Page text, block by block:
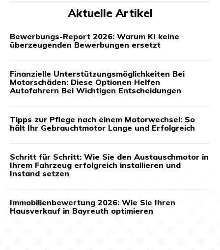
Aktuelle Artikel
Bewerbungs-Report 2026: Warum KI keine
überzeugenden Bewerbungen ersetzt
Finanzielle Unterstützungsmöglichkeiten Bei
Motorschäden: Diese Optionen Helfen
Autofahrern Bei Wichtigen Entscheidungen
Tipps zur Pflege nach einem Motorwechsel: So
hält Ihr Gebrauchtmotor Lange und Erfolgreich
Schritt für Schritt: Wie Sie den Austauschmotor in
Ihrem Fahrzeug erfolgreich installieren und
Instand setzen
Immobilienbewertung 2026: Wie Sie Ihren
Hausverkauf in Bayreuth optimieren